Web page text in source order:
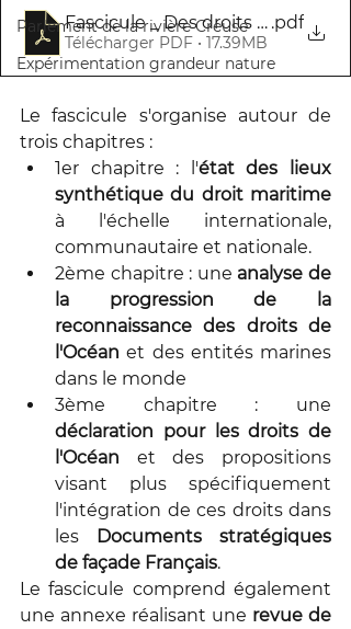
Parlement de la rivière Creuse
Expérimentation grandeur nature
Fascicule _ Des droits de l'Océan
.pdf
Télécharger PDF • 17.39MB
Le fascicule s'organise autour de
trois chapitres :
1er chapitre : l'état des lieux
synthétique du droit maritime
à l'échelle internationale,
communautaire et nationale.
2ème chapitre : une analyse de
la progression de la
reconnaissance des droits de
l'Océan et des entités marines
dans le monde
déclaration pour les droits de
l'Océan et des propositions
visant plus spécifiquement
l'intégration de ces droits dans
les
Documents stratégiques
de façade Français.
Le fascicule comprend également
une annexe réalisant une revue de